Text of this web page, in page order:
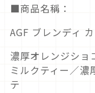
■商品名稱：
AGF ブレンディ
濃厚オレンジショ
ミルクティー／濃
テ